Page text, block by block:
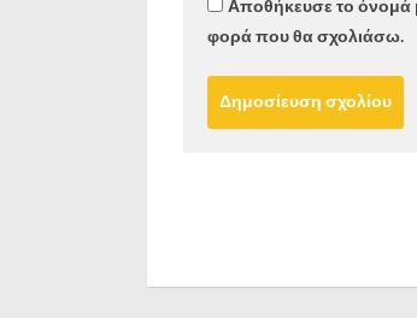
Αποθήκευσε το όνομά
φορά που θα σχολιάσω.